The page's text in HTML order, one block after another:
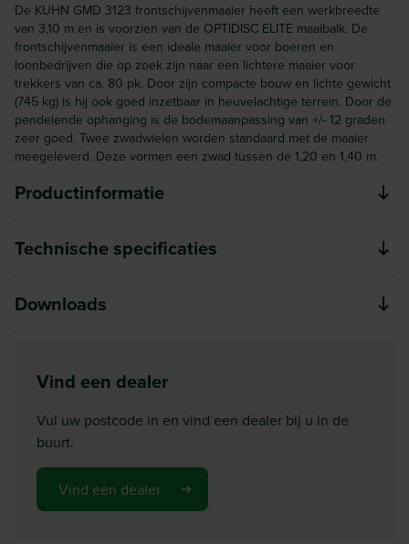
De KUHN GMD 3123 frontschijvenmaaier heeft een werkbreedte
van 3,10 m en is voorzien van de OPTIDISC ELITE maaibalk. De
frontschijvenmaaier is een ideale maaier voor boeren en
loonbedrijven die op zoek zijn naar een lichtere maaier voor
trekkers van ca. 80 pk. Door zijn compacte bouw en lichte gewicht
(745 kg) is hij ook goed inzetbaar in heuvelachtige terrein. Door de
pendelende ophanging is de bodemaanpassing van +/- 12 graden
zeer goed. Twee zwadwielen worden standaard met de maaier
meegeleverd. Deze vormen een zwad tussen de 1,20 en 1,40 m.
Productinformatie
compacte maaier die veelzijdig inzetbaar is.
De KUHN GMD 3123 is dé perfecte frontschijvenmaaier
voor middelgrote trekkers. Het lagere gewicht (745 kg) en
de korte aanbouw zorgen voor minder druk op de vooras.
Technische specificaties
Model
GMD
3,1
Benodigd vermogen PK
43
Benodigd vermogen kw
Downloads
GMD FC serie
Vind een dealer
Vul uw postcode in en vind een dealer bij u in de
buurt.
Vind een dealer